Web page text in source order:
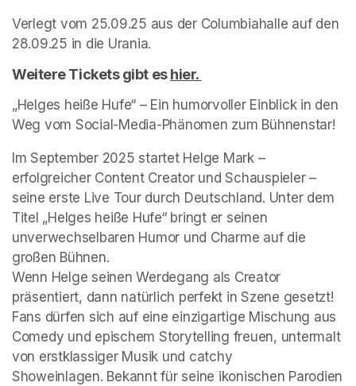
Verlegt vom 25.09.25 aus der Columbiahalle auf den
28.09.25 in die Urania.
Weitere Tickets gibt es hier.
„Helges heiße Hufe“ – Ein humorvoller Einblick in den
Weg vom Social-Media-Phänomen zum Bühnenstar!
Im September 2025 startet Helge Mark –
erfolgreicher Content Creator und Schauspieler –
seine erste Live Tour durch Deutschland. Unter dem
Titel „Helges heiße Hufe“ bringt er seinen
unverwechselbaren Humor und Charme auf die
großen Bühnen.
Wenn Helge seinen Werdegang als Creator
präsentiert, dann natürlich perfekt in Szene gesetzt!
Fans dürfen sich auf eine einzigartige Mischung aus
Comedy und epischem Storytelling freuen, untermalt
von erstklassiger Musik und catchy
Showeinlagen. Bekannt für seine ikonischen Parodien